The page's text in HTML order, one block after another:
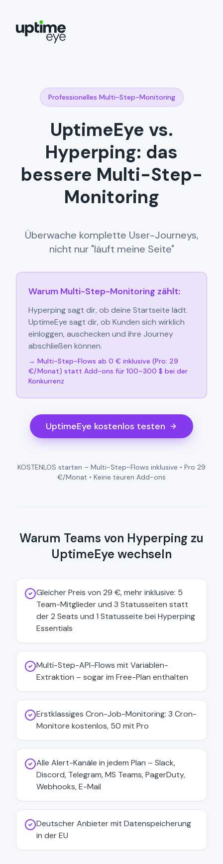
Professionelles Multi-Step-Monitoring
UptimeEye vs.
Hyperping: das
bessere Multi-Step-
Monitoring
Überwache komplette User-Journeys,
nicht nur "läuft meine Seite"
Warum Multi-Step-Monitoring zählt:
Hyperping sagt dir, ob deine Startseite lädt.
UptimeEye sagt dir, ob Kunden sich wirklich
einloggen, auschecken und ihre Journey
abschließen können.
→ Multi-Step-Flows ab 0 € inklusive (Pro: 29
€/Monat) statt Add-ons für 100–300 $ bei der
Konkurrenz
UptimeEye kostenlos testen
KOSTENLOS starten – Multi-Step-Flows inklusive • Pro 29
€/Monat • Keine teuren Add-ons
Warum Teams von Hyperping zu
UptimeEye wechseln
Gleicher Preis von 29 €, mehr inklusive: 5
Team-Mitglieder und 3 Statusseiten statt
der 2 Seats und 1 Statusseite bei Hyperping
Essentials
Multi-Step-API-Flows mit Variablen-
Extraktion – sogar im Free-Plan enthalten
Erstklassiges Cron-Job-Monitoring: 3 Cron-
Monitore kostenlos, 50 mit Pro
Alle Alert-Kanäle in jedem Plan – Slack,
Discord, Telegram, MS Teams, PagerDuty,
Webhooks, E-Mail
Deutscher Anbieter mit Datenspeicherung
in der EU